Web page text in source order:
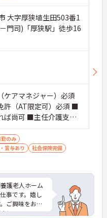
大字厚狭埴生田503番1
門司)「厚狭駅」徒歩16
アマネジャー）必須
許（AT限定可）必須 ■
ば尚可 ■主任介護支援
アマネジャー）優遇
勤のみ
賞与あり
社会保険完備
護老人ホーム
事です。嬉し
ご興味をお持
い。